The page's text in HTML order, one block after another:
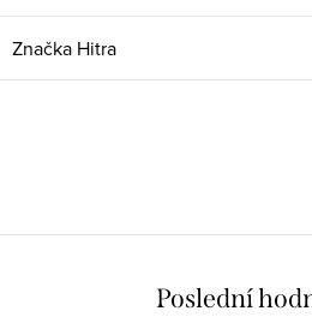
Značka Hitra
Poslední